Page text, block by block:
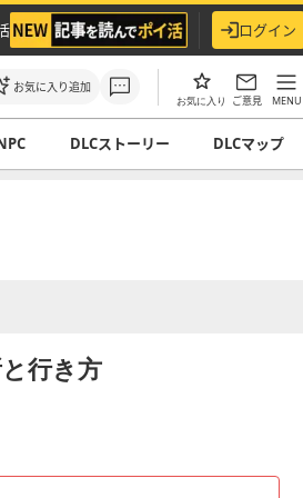
ログイン
お気に入り追加
お気に入り ご意見 MENU
DLCストーリー DLCマップ
行き方